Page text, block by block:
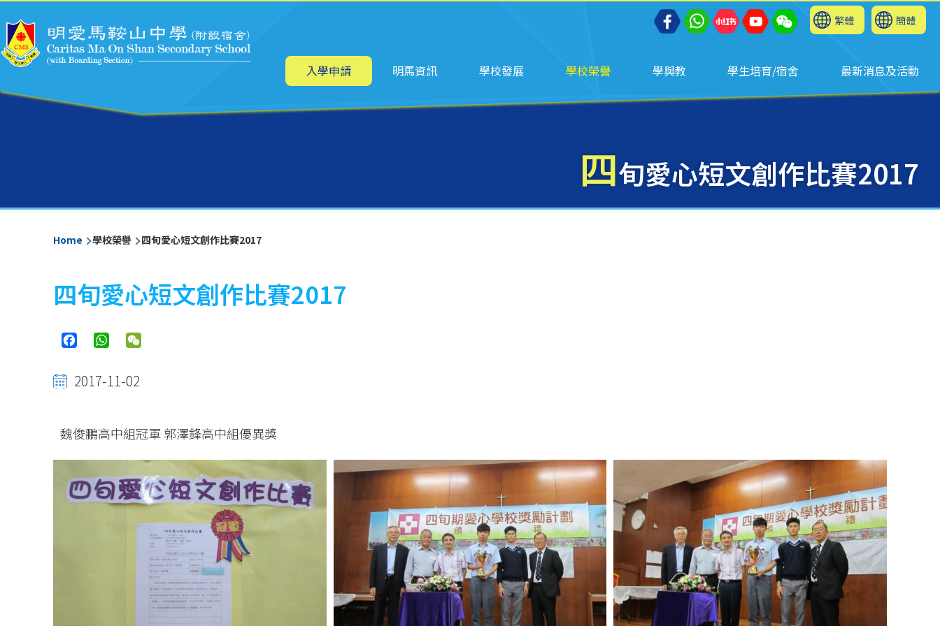
繁體 簡體
Main
入學申請 明馬資訊 學校發展 學校榮譽 學與教 學生培育/宿舍 最新消息及活動
四旬愛心短文創作比賽2017
Breadcrumb
Home 學校榮譽 四旬愛心短文創作比賽2017
四旬愛心短文創作比賽2017
FacebookWhatsApp
2017-11-02
魏俊鵬高中組冠軍 郭澤鋒高中組優異獎